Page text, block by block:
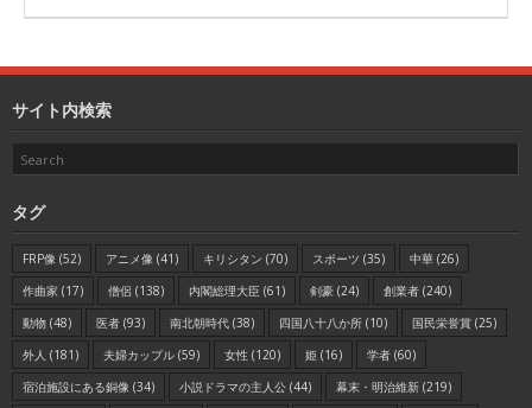
サイト内検索
タグ
FRP像 (52) アニメ像 (41) キリシタン (70) スポーツ (35) 中華 (26)
作曲家 (17) 僧侶 (138) 内閣総理大臣 (61) 剣豪 (24) 創業者 (240)
動物 (48) 医者 (93) 南北朝時代 (38) 四国八十八か所 (10) 国民栄誉賞 (25)
外人 (181) 夫婦カップル (59) 女性 (120) 姫 (16) 学者 (60)
宿泊施設にある銅像 (34) 小説ドラマの主人公 (44) 幕末・明治維新 (219)